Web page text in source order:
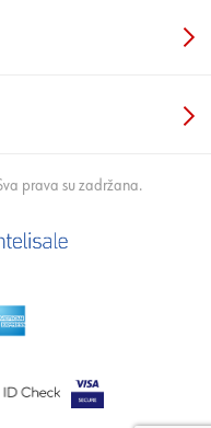
prava su zadržana.